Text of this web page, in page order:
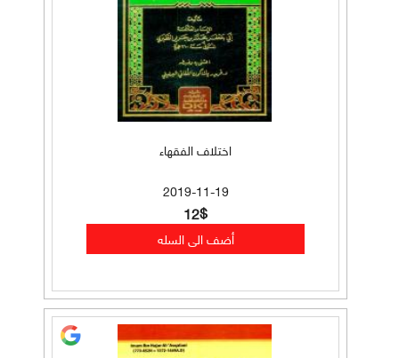
اختلاف الفقهاء
2019-11-19
12$